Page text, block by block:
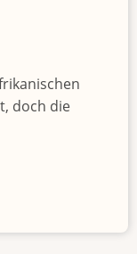
doch die